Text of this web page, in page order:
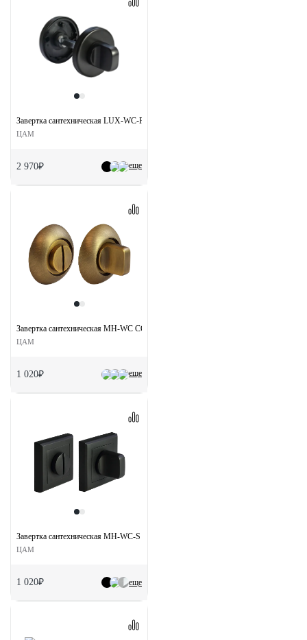
еще
Завертка сантехническая LUX-WC-R5 NERO на круглой розетке цвет черный
ЦАМ
2 970₽
еще
Завертка сантехническая MH-WC COF на круглой розетке цвет кофе
ЦАМ
1 020₽
еще
Завертка сантехническая MH-WC-S BL на квдратной розетке цвет черный
ЦАМ
1 020₽